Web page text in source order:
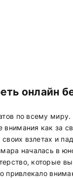
онлайн
по всему миру.
внимания как за
взлетах и
началась в
которые
привлекало